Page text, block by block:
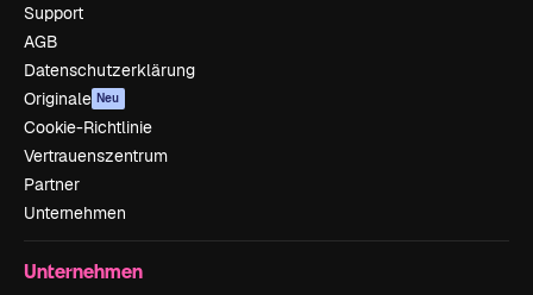
Support
AGB
Datenschutzerklärung
Originale Neu
Cookie-Richtlinie
Vertrauenszentrum
Partner
Unternehmen
Unternehmen